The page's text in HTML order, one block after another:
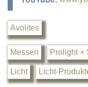
Avolites
Messen Prolight +
Licht Licht-